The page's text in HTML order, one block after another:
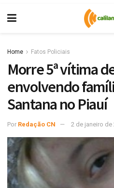
Home Fatos Policiais
Morre 5ª vítima
envolvendo
Santana no Piauí
Por Redação CN 2 de janeiro de